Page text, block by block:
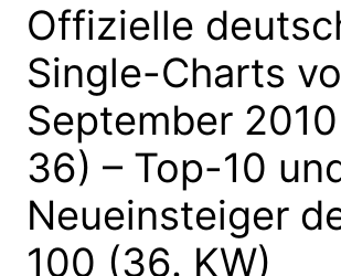
Offizielle
Single-Charts
September
36) – Top-10
Neueinsteiger
100 (36. KW)